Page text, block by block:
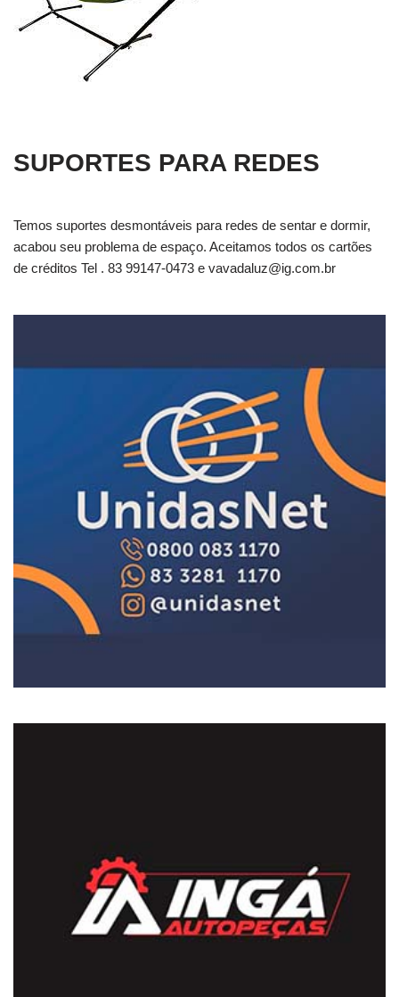
SUPORTES PARA REDES
Temos suportes desmontáveis para redes de sentar e dormir,
acabou seu problema de espaço. Aceitamos todos os cartões
de créditos Tel . 83 99147-0473 e vavadaluz@ig.com.br